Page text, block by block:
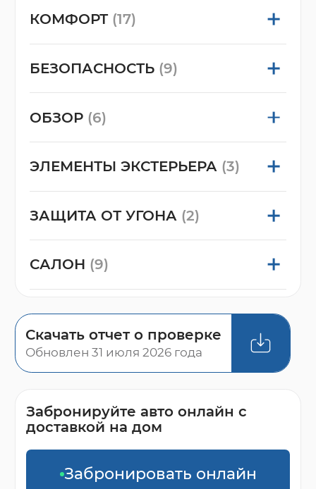
КОМФОРТ (17)
БЕЗОПАСНОСТЬ (9)
ОБЗОР (6)
ЭЛЕМЕНТЫ ЭКСТЕРЬЕРА (3)
ЗАЩИТА ОТ УГОНА (2)
САЛОН (9)
Скачать отчет о проверке
Обновлен 31 июля 2026 года
Забронируйте авто онлайн с
доставкой на дом
Забронировать онлайн